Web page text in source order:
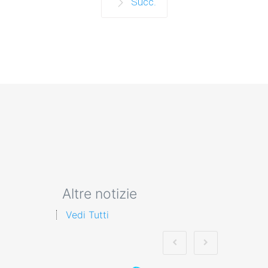
Altre notizie
Vedi Tutti